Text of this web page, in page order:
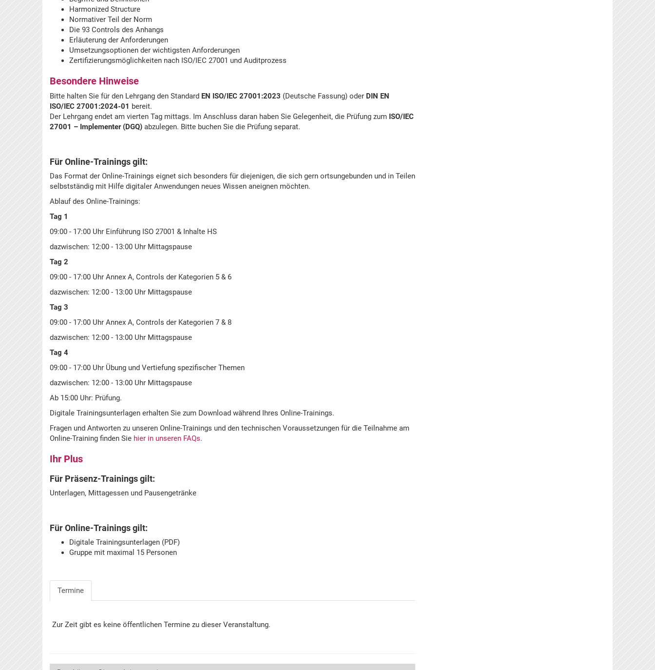
Harmonized Structure
Normativer Teil der Norm
Die 93 Controls des Anhangs
Erläuterung der Anforderungen
Umsetzungsoptionen der wichtigsten Anforderungen
Zertifizierungsmöglichkeiten nach ISO/IEC 27001 und Auditprozess
Besondere Hinweise
Bitte halten Sie für den Lehrgang den Standard EN ISO/IEC 27001:2023 (Deutsche Fassung) oder DIN EN
ISO/IEC 27001:2024-01 bereit.
Der Lehrgang endet am vierten Tag mittags. Im Anschluss daran haben Sie Gelegenheit, die Prüfung zum ISO/IEC
27001 – Implementer (DGQ) abzulegen. Bitte buchen Sie die Prüfung separat.
Für Online-Trainings gilt:
Das Format der Online-Trainings eignet sich besonders für diejenigen, die sich gern ortsungebunden und in Teilen
selbstständig mit Hilfe digitaler Anwendungen neues Wissen aneignen möchten.
Ablauf des Online-Trainings:
Tag 1
09:00 - 17:00 Uhr Einführung ISO 27001 & Inhalte HS
dazwischen: 12:00 - 13:00 Uhr Mittagspause
Tag 2
09:00 - 17:00 Uhr Annex A, Controls der Kategorien 5 & 6
dazwischen: 12:00 - 13:00 Uhr Mittagspause
Tag 3
09:00 - 17:00 Uhr Annex A, Controls der Kategorien 7 & 8
dazwischen: 12:00 - 13:00 Uhr Mittagspause
Tag 4
09:00 - 17:00 Uhr Übung und Vertiefung spezifischer Themen
dazwischen: 12:00 - 13:00 Uhr Mittagspause
Ab 15:00 Uhr: Prüfung.
Digitale Trainingsunterlagen erhalten Sie zum Download während Ihres Online-Trainings.
Fragen und Antworten zu unseren Online-Trainings und den technischen Voraussetzungen für die Teilnahme am
Online-Training finden Sie hier in unseren FAQs.
Ihr Plus
Für Präsenz-Trainings gilt:
Unterlagen, Mittagessen und Pausengetränke
Für Online-Trainings gilt:
Digitale Trainingsunterlagen (PDF)
Gruppe mit maximal 15 Personen
Termine
Zur Zeit gibt es keine öffentlichen Termine zu dieser Veranstaltung.